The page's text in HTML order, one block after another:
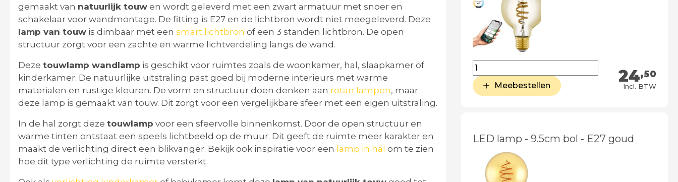
gemaakt van natuurlijk touw en wordt geleverd met een zwart armatuur met snoer en
schakelaar voor wandmontage. De fitting is E27 en de lichtbron wordt niet meegeleverd. Deze
lamp van touw is dimbaar met een smart lichtbron of een 3 standen lichtbron. De open
structuur zorgt voor een zachte en warme lichtverdeling langs de wand.
Deze touwlamp wandlamp is geschikt voor ruimtes zoals de woonkamer, hal, slaapkamer of
kinderkamer. De natuurlijke uitstraling past goed bij moderne interieurs met warme
materialen en rustige kleuren. De vorm en structuur doen denken aan rotan lampen, maar
deze lamp is gemaakt van touw. Dit zorgt voor een vergelijkbare sfeer met een eigen uitstraling.
In de hal zorgt deze touwlamp voor een sfeervolle binnenkomst. Door de open structuur en
warme tinten ontstaat een speels lichtbeeld op de muur. Dit geeft de ruimte meer karakter en
maakt de verlichting direct een blikvanger. Bekijk ook inspiratie voor een lamp in hal om te zien
hoe dit type verlichting de ruimte versterkt.
24,50
Incl. BTW
Meebestellen
LED lamp - 9.5cm bol - E27 goud